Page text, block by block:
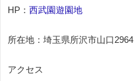
HP： 西武園遊園地
所在地：埼玉県所沢市山口2964
アクセス